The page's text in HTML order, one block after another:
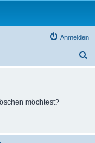
Anmelden
möchtest?